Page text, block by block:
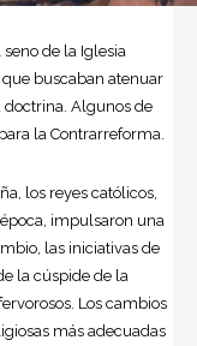
de la Iglesia
buscaban atenuar
doctrina. Algunos de
la Contrarreforma.
los reyes católicos,
impulsaron una
las iniciativas de
la cúspide de la
Los cambios
más adecuadas